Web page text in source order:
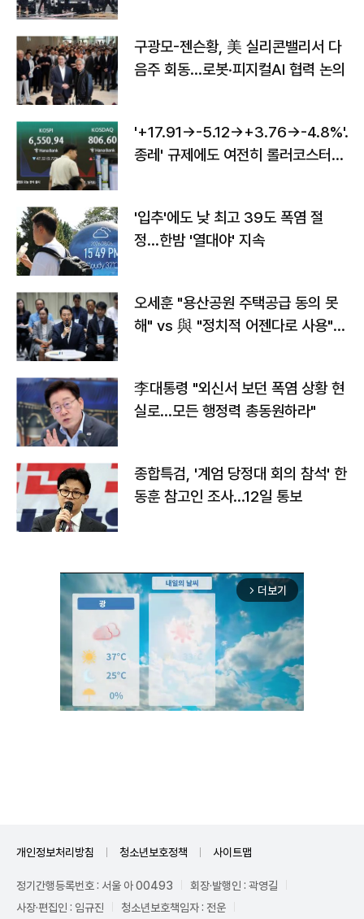
구광모-젠슨황, 美 실리콘밸리서 다
음주 회동…로봇·피지컬AI 협력 논의
'+17.91→-5.12→+3.76→-4.8%'…'
종레' 규제에도 여전히 롤러코스터
'입추'에도 낮 최고 39도 폭염 절
정…한밤 '열대야' 지속
오세훈 "용산공원 주택공급 동의 못
해" vs 與 "정치적 어젠다로 사용"
李대통령 "외신서 보던 폭염 상황 현
실로…모든 행정력 총동원하라"
종합특검, '계엄 당정대 회의 참석' 한
동훈 참고인 조사...12일 통보
arrow_forward_ios 더보기
개인정보처리방침 청소년보호정책 사이트맵
정기간행등록번호 : 서울 아 00493
회장·발행인 : 곽영길
사장·편집인 : 임규진
청소년보호책임자 : 전운